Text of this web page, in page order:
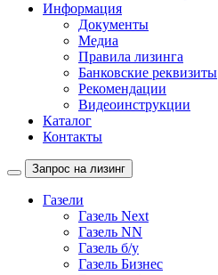
Информация
Документы
Медиа
Правила лизинга
Банковские реквизиты
Рекомендации
Видеоинструкции
Каталог
Контакты
Запрос на лизинг
Газели
Газель Next
Газель NN
Газель б/у
Газель Бизнес